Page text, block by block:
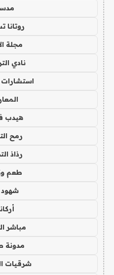
روتانا
مجلة
نادي
استشارات
هيدب
رمح
رذاذ
طعم
مباشر
مدونة
شرقيات